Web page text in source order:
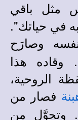
مثل باقي
في حياتك".
وصارَح
وقاده هذا
الروحية،
فصار من
وتحوَّل من